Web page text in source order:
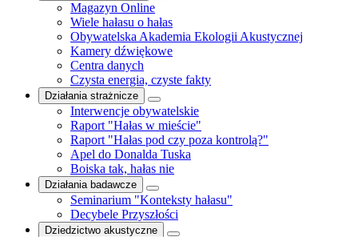
Magazyn Online
Wiele hałasu o hałas
Obywatelska Akademia Ekologii Akustycznej
Kamery dźwiękowe
Centra danych
Czysta energia, czyste fakty
Działania strażnicze
Interwencje obywatelskie
Raport "Hałas w mieście"
Raport "Hałas pod czy poza kontrolą?"
Apel do Donalda Tuska
Boiska tak, hałas nie
Działania badawcze
Seminarium "Konteksty hałasu"
Decybele Przyszłości
Dziedzictwo akustyczne